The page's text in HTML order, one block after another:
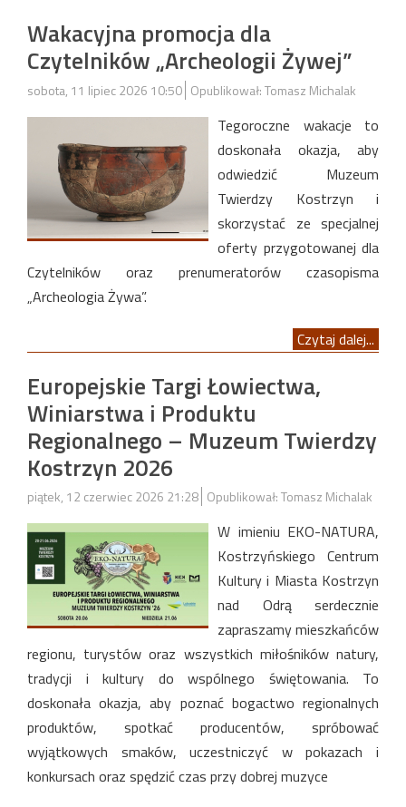
Wakacyjna promocja dla
Czytelników „Archeologii Żywej”
sobota, 11 lipiec 2026 10:50 Opublikował: Tomasz Michalak
Tegoroczne wakacje to
doskonała okazja, aby
odwiedzić Muzeum
Twierdzy Kostrzyn i
skorzystać ze specjalnej
oferty przygotowanej dla
Czytelników oraz prenumeratorów czasopisma
„Archeologia Żywa”.
Czytaj dalej...
Europejskie Targi Łowiectwa,
Winiarstwa i Produktu
Regionalnego – Muzeum Twierdzy
Kostrzyn 2026
piątek, 12 czerwiec 2026 21:28 Opublikował: Tomasz Michalak
W imieniu EKO-NATURA,
Kostrzyńskiego Centrum
Kultury i Miasta Kostrzyn
nad Odrą serdecznie
zapraszamy mieszkańców
regionu, turystów oraz wszystkich miłośników natury,
tradycji i kultury do wspólnego świętowania. To
doskonała okazja, aby poznać bogactwo regionalnych
produktów, spotkać producentów, spróbować
wyjątkowych smaków, uczestniczyć w pokazach i
konkursach oraz spędzić czas przy dobrej muzyce